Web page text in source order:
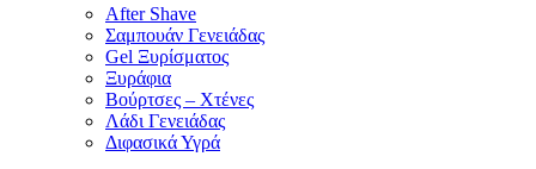
After Shave
Σαμπουάν Γενειάδας
Gel Ξυρίσματος
Ξυράφια
Βούρτσες – Χτένες
Λάδι Γενειάδας
Διφασικά Υγρά